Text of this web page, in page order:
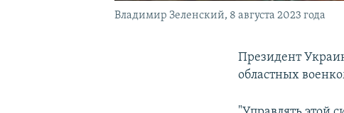
Владимир Зеленский, 8 августа 2023 года
Президент
областных